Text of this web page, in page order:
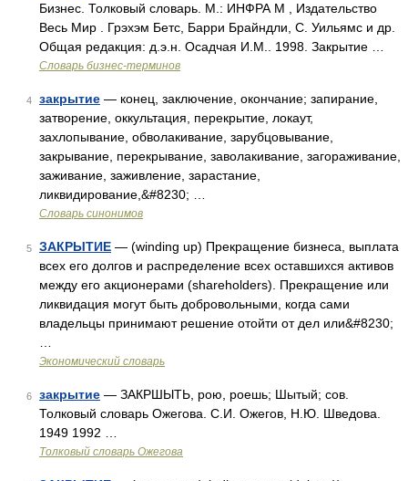
Бизнес. Толковый словарь. М.: ИНФРА М , Издательство
Весь Мир . Грэхэм Бетс, Барри Брайндли, С. Уильямс и др.
Общая редакция: д.э.н. Осадчая И.М.. 1998. Закрытие …
Словарь бизнес-терминов
4 закрытие — конец, заключение, окончание; запирание,
затворение, оккультация, перекрытие, локаут,
захлопывание, обволакивание, зарубцовывание,
закрывание, перекрывание, заволакивание, загораживание,
заживание, заживление, зарастание,
ликвидирование,&#8230; …
Словарь синонимов
5 ЗАКРЫТИЕ — (winding up) Прекращение бизнеса, выплата
всех его долгов и распределение всех оставшихся активов
между его акционерами (shareholders). Прекращение или
ликвидация могут быть добровольными, когда сами
владельцы принимают решение отойти от дел или&#8230;
Экономический словарь
6 закрытие — ЗАКРШЫТЬ, рою, роешь; Шытый; сов.
Толковый словарь Ожегова. С.И. Ожегов, Н.Ю. Шведова.
1949 1992 …
Толковый словарь Ожегова